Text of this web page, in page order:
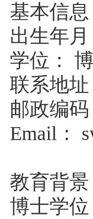
基本信息
出生年月
学位：
联系地
邮政编码
Email ：
教育背景
博士学位